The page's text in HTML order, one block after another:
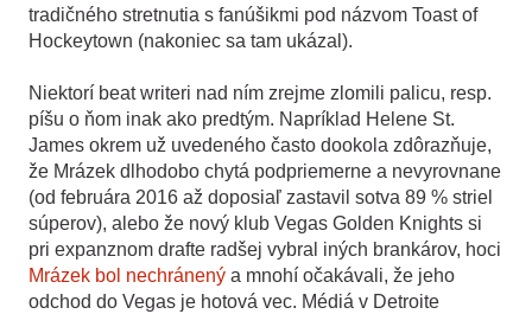
tradičného stretnutia s fanúšikmi pod názvom Toast of
Hockeytown (nakoniec sa tam ukázal).
Niektorí beat writeri nad ním zrejme zlomili palicu, resp.
píšu o ňom inak ako predtým. Napríklad Helene St.
James okrem už uvedeného často dookola zdôrazňuje,
že Mrázek dlhodobo chytá podpriemerne a nevyrovnane
(od februára 2016 až doposiaľ zastavil sotva 89 % striel
súperov), alebo že nový klub Vegas Golden Knights si
pri expanznom drafte radšej vybral iných brankárov, hoci
Mrázek bol nechránený a mnohí očakávali, že jeho
odchod do Vegas je hotová vec. Médiá v Detroite